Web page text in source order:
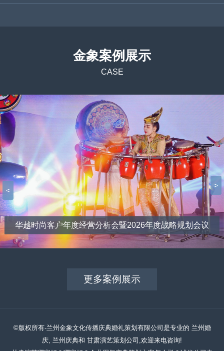
金象案例展示
CASE
华越时尚客户年度经营分析会暨2026年度战略规划会议
<
>
更多案例展示
©版权所有-兰州金象文化传播庆典婚礼策划有限公司是专业的 兰州婚
庆, 兰州庆典和 甘肃演艺策划公司,欢迎来电咨询!